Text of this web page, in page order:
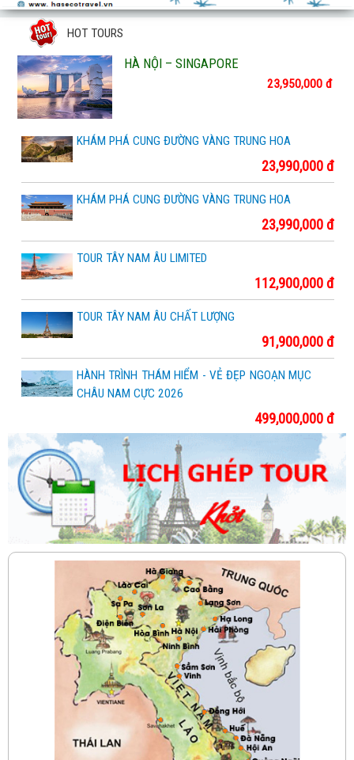
HOT TOURS
HÀ NỘI – SINGAPORE
23,950,000 đ
KHÁM PHÁ CUNG ĐƯỜNG VÀNG TRUNG HOA
23,990,000 đ
KHÁM PHÁ CUNG ĐƯỜNG VÀNG TRUNG HOA
23,990,000 đ
TOUR TÂY NAM ÂU LIMITED
112,900,000 đ
TOUR TÂY NAM ÂU CHẤT LƯỢNG
91,900,000 đ
HÀNH TRÌNH THÁM HIỂM - VẺ ĐẸP NGOẠN MỤC
CHÂU NAM CỰC 2026
499,000,000 đ
HÀNH TRÌNH KHÁM PHÁ 4 NƯỚC NAM MỸ:
BRAZIL – PERU – ARGENTINA – CHILE
298,000,000 đ
KHÁM PHÁ TRÁI TIM CỦA CHÂU PHI
375,000,000 đ
CHƯƠNG TRÌNH TOUR ĐẶC BIỆT: QUẦN ĐẢO
NGOÀI HÀNH TINH GALAPAGOS VÀ 1 TRONG 7
KỲ QUAN THIÊN NHIÊN THẾ GIỚI SÔNG AMAZON
339,500,000 đ
CHẠM TỚI BẮC CỰC
275,000,000 đ
HÀ NỘI - HONG KONG - HÀ NỘI BAY VIETNAM
AIRLINES